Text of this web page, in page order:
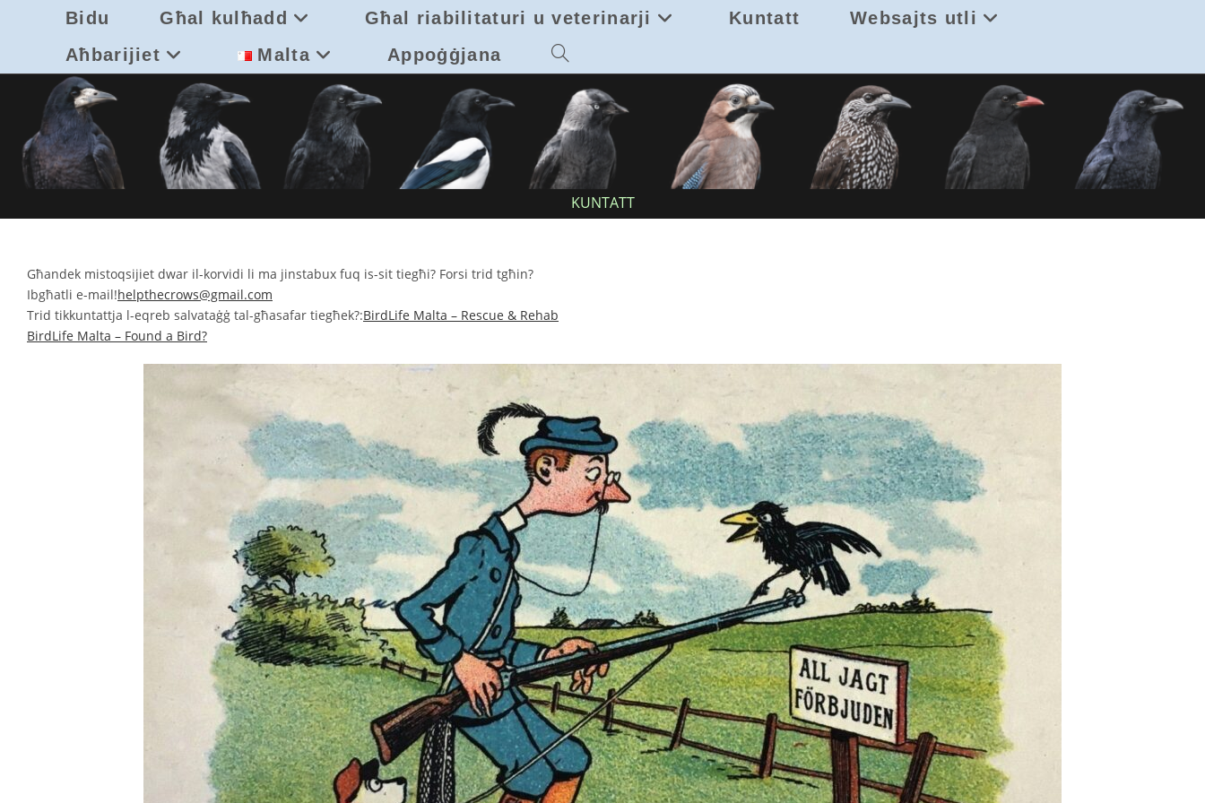
Bidu Għal kulħadd Għal riabilitaturi u veterinarji Kuntatt
Websajts utli
Aħbarijiet
Malta Appoġġjana Toggle
website
search
KUNTATT
Għandek mistoqsijiet dwar il-korvidi li ma jinstabux fuq is-sit tiegħi? Forsi trid tgħin?
Ibgħatli e-mail!helpthecrows@gmail.com
Trid tikkuntattja l-eqreb salvataġġ tal-għasafar tiegħek?:BirdLife Malta – Rescue & Rehab
BirdLife Malta – Found a Bird?